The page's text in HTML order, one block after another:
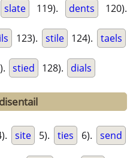
slate 119). dents 120).
123). stile 124). taels
stied 128). dials
site 5). ties 6). send